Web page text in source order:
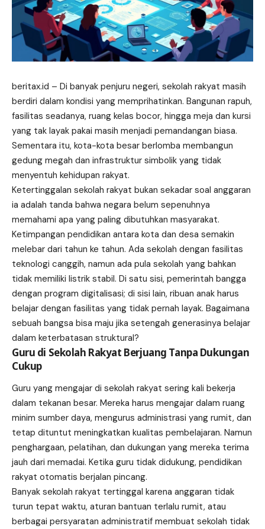
beritax.id – Di banyak penjuru negeri, sekolah rakyat masih
berdiri dalam kondisi yang memprihatinkan. Bangunan rapuh,
fasilitas seadanya, ruang kelas bocor, hingga meja dan kursi
yang tak layak pakai masih menjadi pemandangan biasa.
Sementara itu, kota-kota besar berlomba membangun
gedung megah dan infrastruktur simbolik yang tidak
menyentuh kehidupan rakyat.
Ketertinggalan sekolah rakyat bukan sekadar soal anggaran
ia adalah tanda bahwa negara belum sepenuhnya
memahami apa yang paling dibutuhkan masyarakat.
Ketimpangan pendidikan antara kota dan desa semakin
melebar dari tahun ke tahun. Ada sekolah dengan fasilitas
teknologi canggih, namun ada pula sekolah yang bahkan
tidak memiliki listrik stabil. Di satu sisi, pemerintah bangga
dengan program digitalisasi; di sisi lain, ribuan anak harus
belajar dengan fasilitas yang tidak pernah layak. Bagaimana
sebuah bangsa bisa maju jika setengah generasinya belajar
dalam keterbatasan struktural?
Guru di Sekolah Rakyat Berjuang Tanpa Dukungan
Cukup
Guru yang mengajar di sekolah rakyat sering kali bekerja
dalam tekanan besar. Mereka harus mengajar dalam ruang
minim sumber daya, mengurus administrasi yang rumit, dan
tetap dituntut meningkatkan kualitas pembelajaran. Namun
penghargaan, pelatihan, dan dukungan yang mereka terima
jauh dari memadai. Ketika guru tidak didukung, pendidikan
rakyat otomatis berjalan pincang.
Banyak sekolah rakyat tertinggal karena anggaran tidak
turun tepat waktu, aturan bantuan terlalu rumit, atau
berbagai persyaratan administratif membuat sekolah tidak